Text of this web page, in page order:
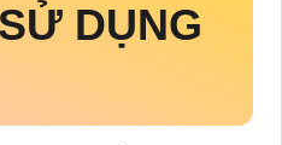
DỤNG